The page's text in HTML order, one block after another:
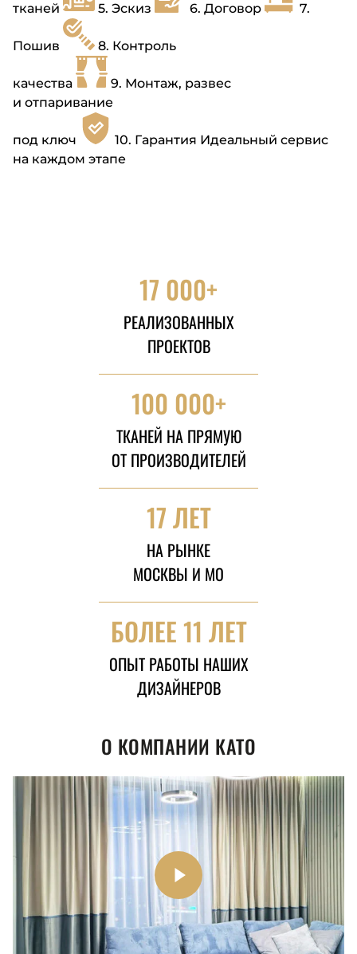
тканей 5. Эскиз 6. Договор 7.
Пошив 8. Контроль
качества 9. Монтаж, развес
и отпаривание
под ключ 10. Гарантия Идеальный сервис
на каждом этапе
17 000+
РЕАЛИЗОВАННЫХ
ПРОЕКТОВ
100 000+
ТКАНЕЙ НА ПРЯМУЮ
ОТ ПРОИЗВОДИТЕЛЕЙ
17 ЛЕТ
НА РЫНКЕ
МОСКВЫ И МО
БОЛЕЕ 11 ЛЕТ
ОПЫТ РАБОТЫ НАШИХ
ДИЗАЙНЕРОВ
О КОМПАНИИ КАТО